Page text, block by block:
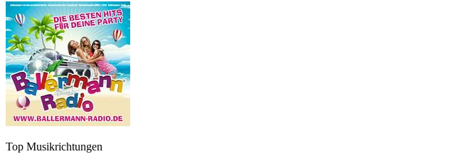
Top Musikrichtungen